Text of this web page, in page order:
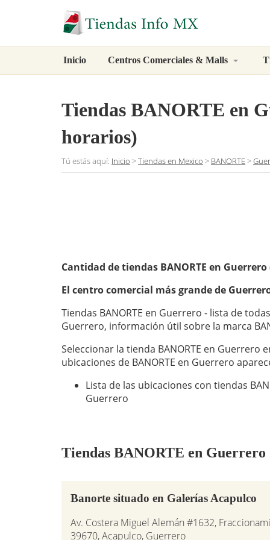
Inicio Centros Comerciales & Malls
Tiendas BANORTE en
horarios)
Tú estás aquí: Inicio >Tiendas en Mexico > BANORTE>
Cantidad de tiendas BANORTE en Guerrero
El centro comercial más grande de
Tiendas BANORTE en Guerrero - lista de
Guerrero, información útil sobre la marca
Seleccionar la tienda BANORTE en Guerrero
ubicaciones de BANORTE en Guerrero
Lista de las ubicaciones con tiendas
Guerrero
Tiendas BANORTE en Guerrero
Banorte situado en Galerías Acapulco
Av. Costera Miguel Alemán #1632,
39670, Acapulco, Guerrero